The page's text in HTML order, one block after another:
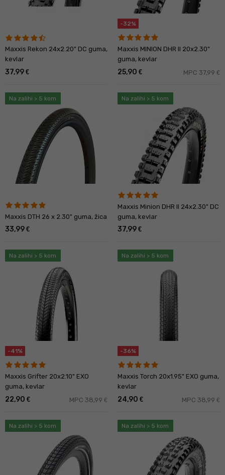
Maxxis Rekon 24x2.20" DC guma,
kevlar
37,99 €
-32%
Maxxis MINION DHR ll 20x2.30"
guma, kevlar
25,90 € MPC 37,99 €
Na zalihi > 5 kom
Maxxis DTH 26 x 2.30" guma, žica
33,99 €
Na zalihi > 5 kom
Maxxis Minion DHR II 24x2.30" DC
guma, kevlar
37,99 €
Na zalihi > 5 kom
-41%
Maxxis Grifter 20x2.10" EXO
guma, kevlar
22,90 € MPC 38,99 €
Na zalihi > 5 kom
-36%
Maxxis Torch 20x1.95" EXO guma,
kevlar
24,90 € MPC 38,99 €
Na zalihi > 5 kom Na zalihi > 5 kom